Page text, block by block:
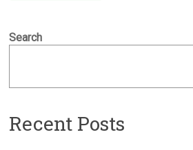
Search
Recent Posts